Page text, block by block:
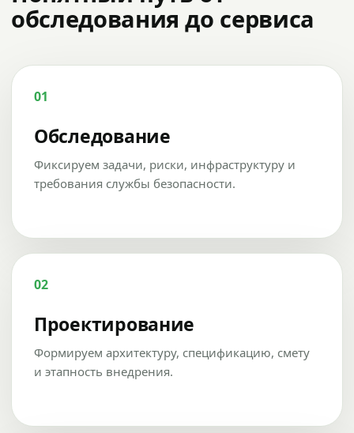
обследования до сервиса
01
Обследование
Фиксируем задачи, риски, инфраструктуру и
требования службы безопасности.
02
Проектирование
Формируем архитектуру, спецификацию, смету
и этапность внедрения.